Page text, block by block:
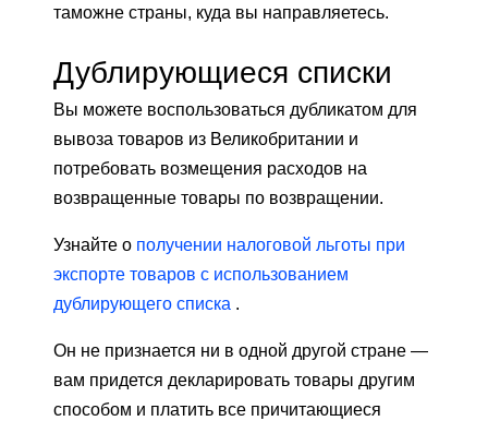
таможне страны, куда вы направляетесь.
Дублирующиеся списки
Вы можете воспользоваться дубликатом для
вывоза товаров из Великобритании и
потребовать возмещения расходов на
возвращенные товары по возвращении.
Узнайте о получении налоговой льготы при
экспорте товаров с использованием
дублирующего списка .
Он не признается ни в одной другой стране —
вам придется декларировать товары другим
способом и платить все причитающиеся